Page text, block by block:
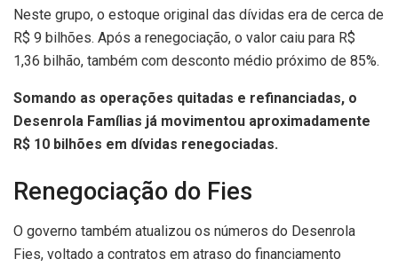
Neste grupo, o estoque original das dívidas era de cerca de
R$ 9 bilhões. Após a renegociação, o valor caiu para R$
1,36 bilhão, também com desconto médio próximo de 85%.
Somando as operações quitadas e refinanciadas, o
Desenrola Famílias já movimentou aproximadamente
R$ 10 bilhões em dívidas renegociadas.
Renegociação do Fies
O governo também atualizou os números do Desenrola
Fies, voltado a contratos em atraso do financiamento